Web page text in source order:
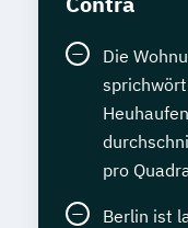
Die
pro
Berlin ist